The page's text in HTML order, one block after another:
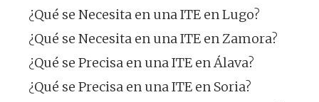
¿Qué se Necesita en una ITE en Lugo?
¿Qué se Necesita en una ITE en Zamora?
¿Qué se Precisa en una ITE en Álava?
¿Qué se Precisa en una ITE en Soria?